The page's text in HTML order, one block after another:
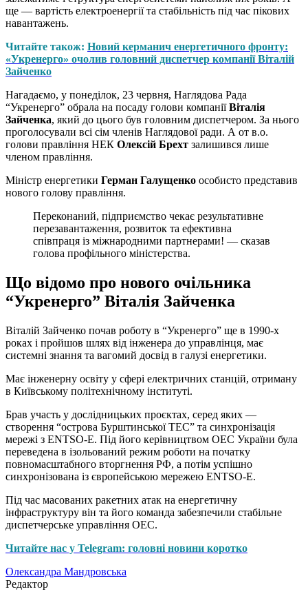
ще — вартість електроенергії та стабільність під час пікових
навантажень.
Читайте також: Новий керманич енергетичного фронту:
«Укренерго» очолив головний диспетчер компанії Віталій
Зайченко
Нагадаємо, у понеділок, 23 червня, Наглядова Рада
“Укренерго” обрала на посаду голови компаніїВіталія
Зайченка, який до цього був головним диспетчером. За нього
проголосували всі сім членів Наглядової ради. А от в.о.
голови правління НЕК Олексій Брехт залишився лише
членом правління.
Міністр енергетики Герман Галущенко особисто представив
нового голову правління.
Переконаний, підприємство чекає результативне
перезавантаження, розвиток та ефективна
співпраця із міжнародними партнерами! — сказав
голова профільного міністерства.
Що відомо про нового очільника
“Укренерго” Віталія Зайченка
Віталій Зайченко почав роботу в “Укренерго” ще в 1990-х
роках і пройшов шлях від інженера до управлінця, має
системні знання та вагомий досвід в галузі енергетики.
Має інженерну освіту у сфері електричних станцій, отриману
в Київському політехнічному інституті.
Брав участь у дослідницьких проєктах, серед яких —
створення “острова Бурштинської ТЕС” та синхронізація
мережі з ENTSO‑E. Під його керівництвом ОЕС України була
переведена в ізольований режим роботи на початку
повномасштабного вторгнення РФ, а потім успішно
синхронізована із європейською мережею ENTSO‑E.
Під час масованих ракетних атак на енергетичну
інфраструктуру він та його команда забезпечили стабільне
диспетчерське управління OЕС.
Читайте нас у Telegram: головні новини коротко
Олександра Мандровська
Редактор